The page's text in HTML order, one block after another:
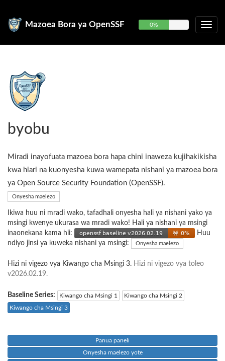
Mazoea Bora ya OpenSSF 0%
byobu
Miradi inayofuata mazoea bora hapa chini inaweza kujihakikisha
kwa hiari na kuonyesha kuwa wamepata nishani ya mazoea bora
ya Open Source Security Foundation (OpenSSF).
Onyesha maelezo
Ikiwa huu ni mradi wako, tafadhali onyesha hali ya nishani yako ya
msingi kwenye ukurasa wa mradi wako! Hali ya nishani ya msingi
inaonekana kama hii:
Huu
ndiyo jinsi ya kuweka nishani ya msingi:
Onyesha maelezo
Hizi ni vigezo vya Kiwango cha Msingi 3. Hizi ni vigezo vya toleo
v2026.02.19.
Baseline Series: Kiwango cha Msingi 1
Kiwango cha Msingi 2
Kiwango cha Msingi 3
Panua paneli
Onyesha maelezo yote